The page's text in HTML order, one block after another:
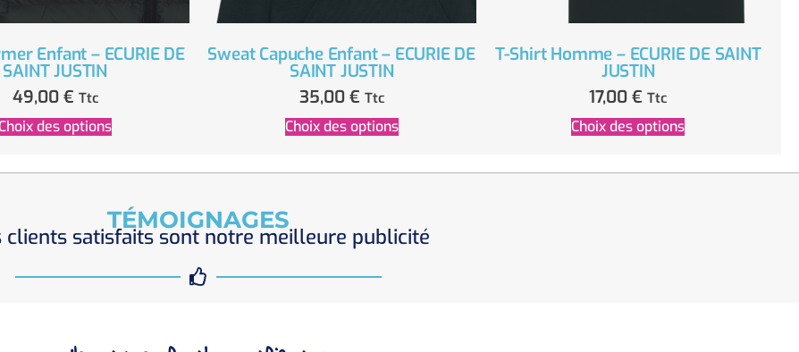
Enfant – ECURIE DE
SAINT JUSTIN
49,00 € Ttc
Choix des options
Sweat Capuche Enfant – ECURIE DE
SAINT JUSTIN
35,00 € Ttc
Choix des options
T-Shirt Homme – ECURIE DE SAINT
JUSTIN
17,00€ Ttc
Choix des options
TÉMOIGNAGES
clients satisfaits sont notre meilleure publicité